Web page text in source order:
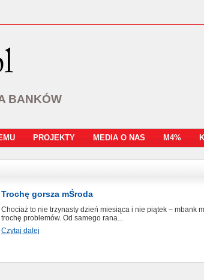
BANKÓW
PROJEKTY MEDIA O NAS M4%
Trochę gorsza mŚroda
Chociaż to nie trzynasty dzień miesiąca i nie piątek – mbank
trochę problemów. Od samego rana...
Czytaj dalej